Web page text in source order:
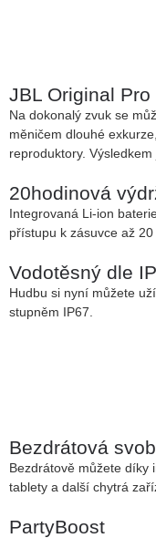
JBL Original Pro
Na dokonalý zvuk se
měničem dlouhé
reproduktory.
20hodinová
Integrovaná Li-ion
přístupu k zásuvce až
Vodotěsný dle
Hudbu si nyní můžete
stupněm IP67.
Bezdrátová
Bezdrátově můžete díky
tablety a další chytrá
PartyBoost